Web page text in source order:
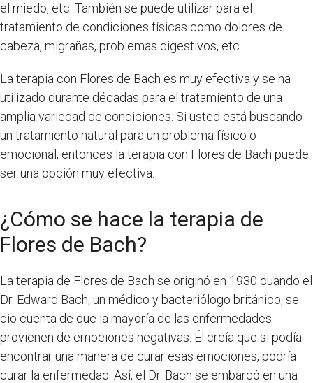
el miedo, etc. También se puede utilizar para el
tratamiento de condiciones físicas como dolores de
cabeza, migrañas, problemas digestivos, etc.
La terapia con Flores de Bach es muy efectiva y se ha
utilizado durante décadas para el tratamiento de una
amplia variedad de condiciones. Si usted está buscando
un tratamiento natural para un problema físico o
emocional, entonces la terapia con Flores de Bach puede
ser una opción muy efectiva.
¿Cómo se hace la terapia de
Flores de Bach?
La terapia de Flores de Bach se originó en 1930 cuando el
Dr. Edward Bach, un médico y bacteriólogo británico, se
dio cuenta de que la mayoría de las enfermedades
provienen de emociones negativas. Él creía que si podía
encontrar una manera de curar esas emociones, podría
curar la enfermedad. Así, el Dr. Bach se embarcó en una